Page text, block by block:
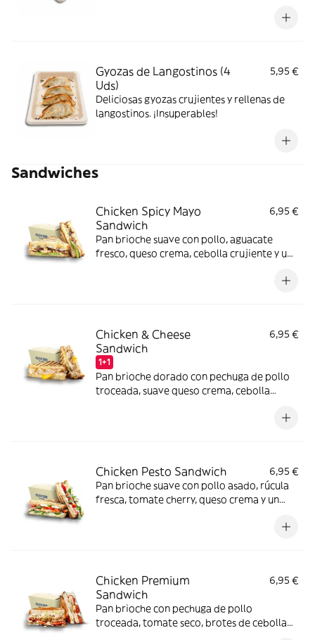
Gyozas de Langostinos (4
Uds)
5,95 €
Deliciosas gyozas crujientes y rellenas de
langostinos. ¡Insuperables!
Sandwiches
Chicken Spicy Mayo
Sandwich
6,95 €
Pan brioche suave con pollo, aguacate
fresco, queso crema, cebolla crujiente y un
Chicken & Cheese
Sandwich
1+1
6,95 €
Pan brioche dorado con pechuga de pollo
troceada, suave queso crema, cebolla
Chicken Pesto Sandwich
6,95 €
Pan brioche suave con pollo asado, rúcula
fresca, tomate cherry, queso crema y un
Chicken Premium
Sandwich
6,95 €
Pan brioche con pechuga de pollo
troceada, tomate seco, brotes de cebolla